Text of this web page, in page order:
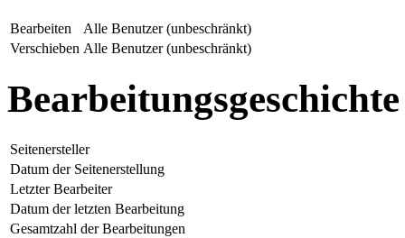
Bearbeiten
Alle Benutzer (unbeschränkt)
Verschieben Alle Benutzer (unbeschränkt)
Bearbeitungsgeschichte
Seitenersteller
Datum der Seitenerstellung
Letzter Bearbeiter
Datum der letzten Bearbeitung
Gesamtzahl der Bearbeitungen